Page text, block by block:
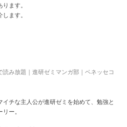
ます。
ます。
み放題｜進研ゼミマンガ部｜ベネッセコ
チな主人公が進研ゼミを始めて、勉強と
ー。